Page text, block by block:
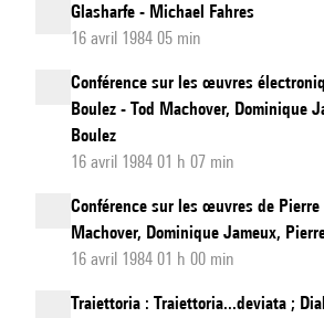
Glasharfe - Michael Fahres
16 avril 1984 05 min
Conférence sur les œuvres
Boulez - Tod Machover, Dominique
Boulez
16 avril 1984 01 h 07 min
Conférence sur les œuvres de Pierre
Machover, Dominique Jameux,
16 avril 1984 01 h 00 min
Traiettoria : Traiettoria...deviata ;